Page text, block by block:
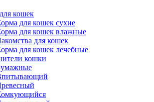
кошек
для кошек сухие
для кошек влажные
для кошек
для кошек лечебные
кошки